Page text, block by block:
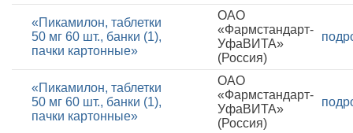
«Пикамилон, таблетки
50 мг 60 шт., банки (1),
пачки картонные»
ОАО
«Фармстандарт-
УфаВИТА»
(Россия)
«Пикамилон, таблетки
50 мг 60 шт., банки (1),
пачки картонные»
ОАО
«Фармстандарт-
УфаВИТА»
(Россия)